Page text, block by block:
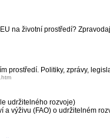
na životní prostředí?
prostředí. Politiky, zprávy,
udržitelného rozvoje)
a výživu (FAO) o udržitelném